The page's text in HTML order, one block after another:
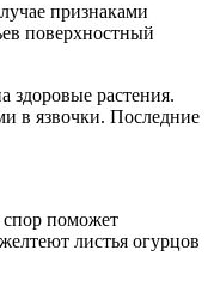
признаками
поверхностный
здоровые растения.
в язвочки. Последние
спор поможет
листья огурцов